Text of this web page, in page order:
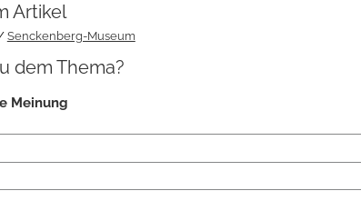
Artikel
Senckenberg-Museum
dem Thema?
Meinung